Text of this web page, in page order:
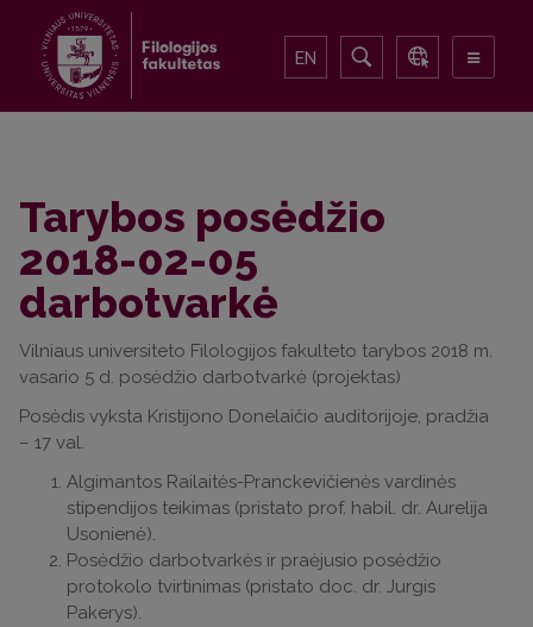
EN
Tarybos posėdžio
2018-02-05
darbotvarkė
Vilniaus universiteto Filologijos fakulteto tarybos 2018 m.
vasario 5 d. posėdžio darbotvarkė (projektas)
Posėdis vyksta Kristijono Donelaičio auditorijoje, pradžia
– 17 val.
Algimantos Railaitės-Pranckevičienės vardinės
stipendijos teikimas (pristato prof. habil. dr. Aurelija
Usonienė).
Posėdžio darbotvarkės ir praėjusio posėdžio
protokolo tvirtinimas (pristato doc. dr. Jurgis
Pakerys).